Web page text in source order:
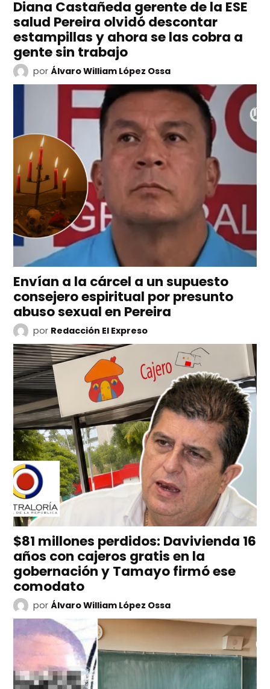
Diana Castañeda gerente de la ESE
salud Pereira olvidó descontar
estampillas y ahora se las cobra a
gente sin trabajo
por Álvaro William López Ossa
Envían a la cárcel a un supuesto
consejero espiritual por presunto
abuso sexual en Pereira
por Redacción El Expreso
$81 millones perdidos: Davivienda 16
años con cajeros gratis en la
gobernación y Tamayo firmó ese
comodato
por Álvaro William López Ossa